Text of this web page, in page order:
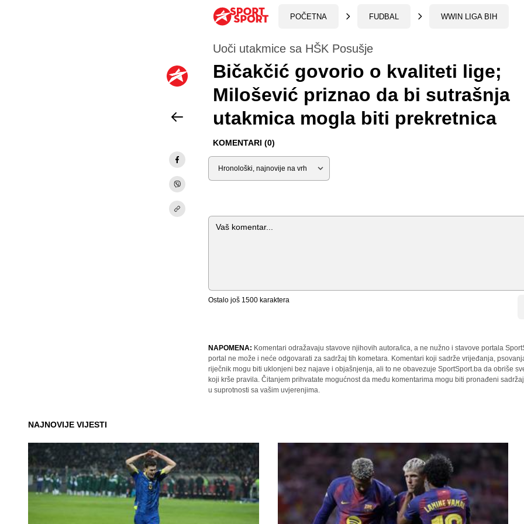
POČETNA FUDBAL WWIN LIGA BIH
Uoči utakmice sa HŠK Posušje
Bičakčić govorio o kvaliteti lige;
Milošević priznao da bi sutrašnja
utakmica mogla biti prekretnica
KOMENTARI (0)
Sortiraj
Komentar
Ostalo još 1500 karaktera
NAPOMENA: Komentari odražavaju stavove njihovih autora/ica, a ne nužno i stavove portala
portal ne može i neće odgovarati za sadržaj tih kometara. Komentari koji sadrže vrijeđanja,
riječnik mogu biti uklonjeni bez najave i objašnjenja, ali to ne obavezuje SportSport.ba da obriše
koji krše pravila. Čitanjem prihvatate mogućnost da među komentarima mogu biti pronađeni
u suprotnosti sa vašim uvjerenjima.
NAJNOVIJE VIJESTI